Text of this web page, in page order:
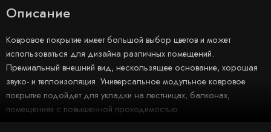
Описание
Ковровое покрытие имеет большой выбор цветов и может
использоваться для дизайна различных помещений.
Премиальный внешний вид, нескользящее основание, хорошая
звуко- и теплоизоляция. Универсальное модульное ковровое
покрытие подойдет для укладки на лестницах, балконах,
помещениях с повышенной проходимостью.